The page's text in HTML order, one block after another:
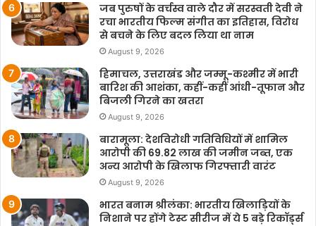
जब पुरुषों के वर्चस्व वाले दौर में सरस्वती देवी ने
रचा भारतीय फिल्म संगीत का इतिहास, विरोध
से बचने के लिए बदल लिया था नाम
August 9, 2026
हिमाचल, उत्तराखंड और जम्मू-कश्मीर में भारी
बारिश की आशंका, कहीं-कहीं आंधी-तूफान और
बिजली गिरने का खतरा
August 9, 2026
बारामूला: देशविरोधी गतिविधियों में शामिल
आरोपी की 69.82 लाख की जमीन जब्त, एक
अन्य आरोपी के खिलाफ गिरफ्तारी वारंट
August 9, 2026
भारत बनाम श्रीलंका: भारतीय खिलाड़ियों के
निशाने पर होंगे टेस्ट सीरीज में ये 5 बड़े रिकॉर्ड्स